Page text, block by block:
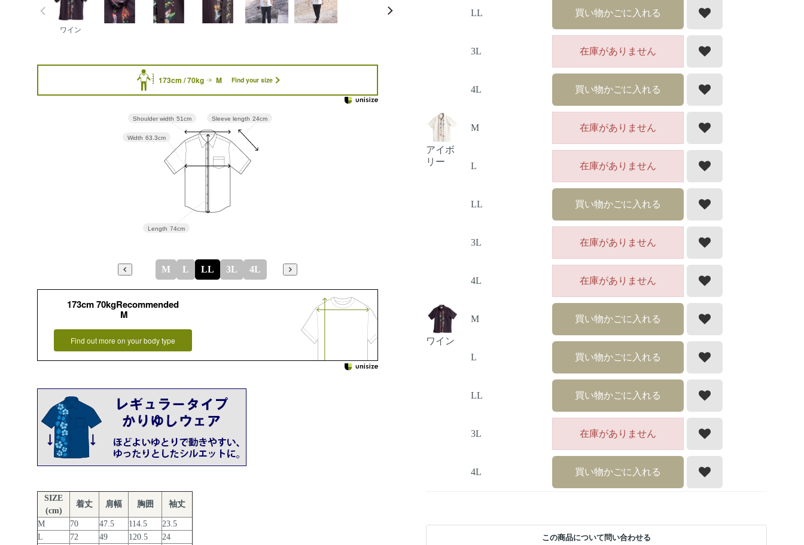
ワイン
173cm / 70kg M Find your size
Sleeve length 24cm
Length 74cm
Width 63.3cm
Shoulder width 51cm
M L LL 3L 4L
173cm 70kgRecommended
M
Find out more on your body type
SIZE
(cm)
着丈 肩幅 胸囲 袖丈
M 70 47.5 114.5
23.5
L
72 49 120.5
24
LL 買い物かごに入れる
3L 在庫がありません
4L 買い物かごに入れる
アイボ
リー
M 在庫がありません
L 在庫がありません
LL 買い物かごに入れる
3L 在庫がありません
4L 在庫がありません
ワイン
M 買い物かごに入れる
L 買い物かごに入れる
LL 買い物かごに入れる
3L 在庫がありません
4L 買い物かごに入れる
この商品について問い合わせる